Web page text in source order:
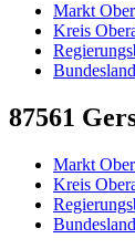
Markt
Kreis
87561
Markt
Kreis